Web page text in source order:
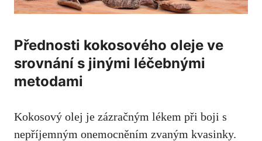
Přednosti kokosového oleje ve
srovnání s jinými ‍léčebnými
metodami
Kokosový olej‌ je zázračným lékem při boji s
nepříjemným onemocněním zvaným kvasinky.